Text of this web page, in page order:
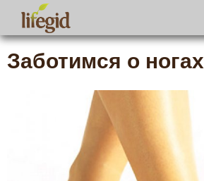
Заботимся о ногах